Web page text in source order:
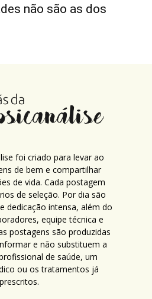
não são as dos
foi criado para levar ao
de bem e compartilhar
de vida. Cada postagem
de seleção. Por dia são
dedicação intensa, além do
equipe técnica e
postagens são produzidas
e não substituem a
de saúde, um
ou os tratamentos já
prescritos.